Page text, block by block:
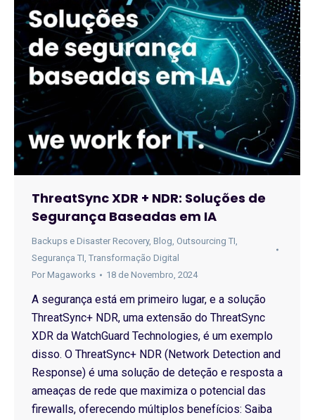
ThreatSync XDR + NDR: Soluções de
Segurança Baseadas em IA
Backups e Disaster Recovery, Blog, Outsourcing TI,
Segurança TI, Transformação Digital
Por Magaworks 18 de Novembro, 2024
A segurança está em primeiro lugar, e a solução
ThreatSync+ NDR, uma extensão do ThreatSync
XDR da WatchGuard Technologies, é um exemplo
disso. O ThreatSync+ NDR (Network Detection and
Response) é uma solução de deteção e resposta a
ameaças de rede que maximiza o potencial das
firewalls, oferecendo múltiplos benefícios: Saiba